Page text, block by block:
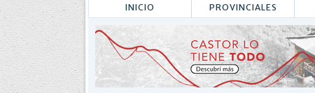
INICIO PROVINCIALES